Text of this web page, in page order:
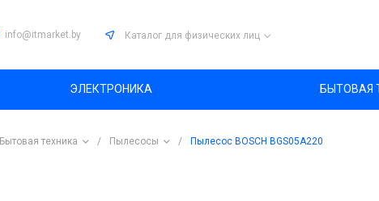
info@itmarket.by Каталог для физических лиц
ЭЛЕКТРОНИКА БЫТОВАЯ
Бытовая техника / Пылесосы / Пылесос BOSCH BGS05A220